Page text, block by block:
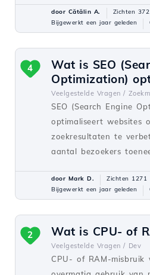
door Cătălin A.
Zichten
Bijgewerkt een jaar geleden
Wat is SEO
Optimization)
Veelgestelde Vragen /
SEO (Search Engine
optimaliseert websites
zoekresultaten te
aantal bezoekers
4
door Mark D.
Zichten 1271
Bijgewerkt een jaar geleden
Wat is CPU- of
Veelgestelde Vragen / Dev
CPU- of RAM-
2